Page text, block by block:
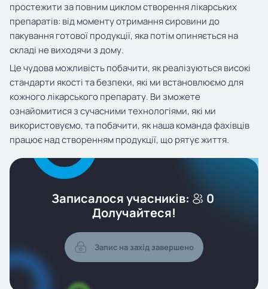
простежити за повним циклом створення лікарських
препаратів: від моменту отримання сировини до
пакування готової продукції, яка потім опиняється на
складі не виходячи з дому.
Це чудова можливість побачити, як реалізуються високі
стандарти якості та безпеки, які ми встановлюємо для
кожного лікарського препарату. Ви зможете
ознайомитися з сучасними технологіями, які ми
використовуємо, та побачити, як наша команда фахівців
працює над створенням продукції, що рятує життя.
Записалося учасників:
0
Долучайтеся!
Запис на захід завершено